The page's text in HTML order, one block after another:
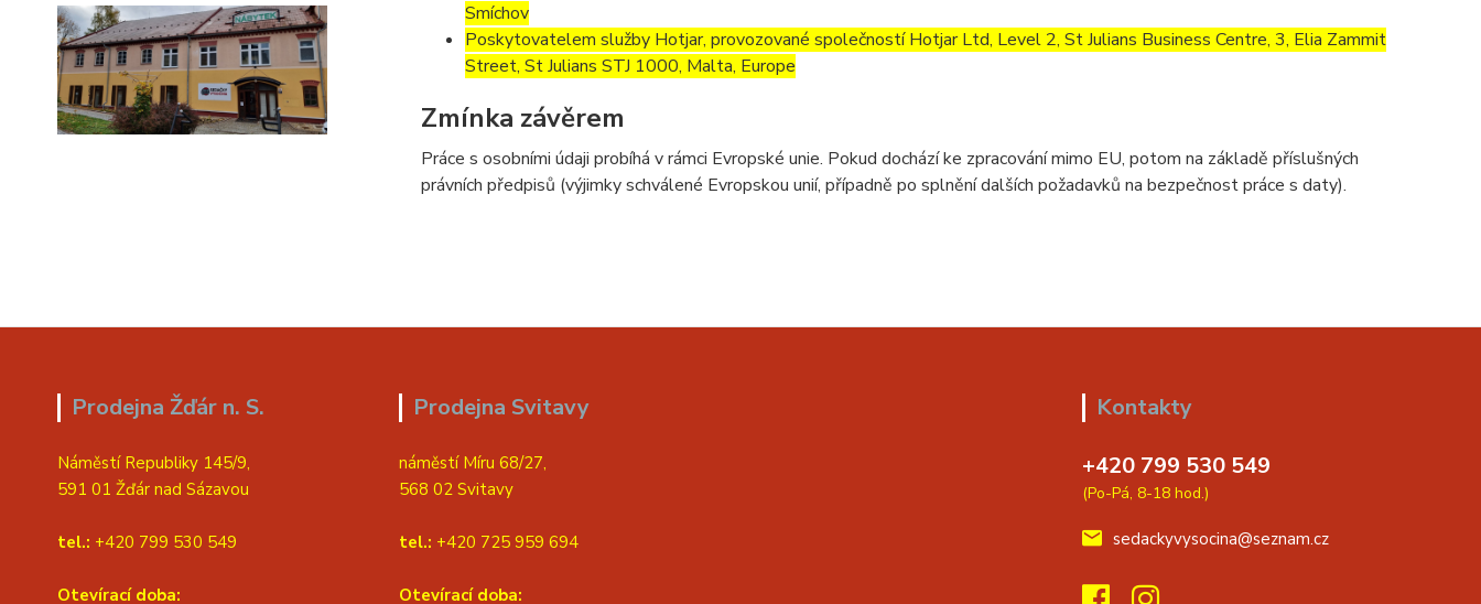
Smíchov
Poskytovatelem služby Hotjar, provozované společností Hotjar Ltd, Level 2, St Julians Business Centre, 3, Elia Zammit
Street, St Julians STJ 1000, Malta, Europe
Zmínka závěrem
Práce s osobními údaji probíhá v rámci Evropské unie. Pokud dochází ke zpracování mimo EU, potom na základě příslušných
právních předpisů (výjimky schválené Evropskou unií, případně po splnění dalších požadavků na bezpečnost práce s daty).
Prodejna Žďár n. S.
Náměstí Republiky 145/9,
591 01 Žďár nad Sázavou
tel.: +420 799 530 549
Otevírací doba:
Prodejna Svitavy
náměstí Míru 68/27,
568 02 Svitavy
tel.: +420 725 959 694
Otevírací doba:
Kontakty
+420 799 530 549
(Po-Pá, 8-18 hod.)
sedackyvysocina@seznam.cz